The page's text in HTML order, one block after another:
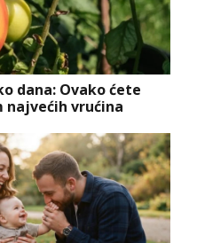
dana: Ovako ćete
vrućina